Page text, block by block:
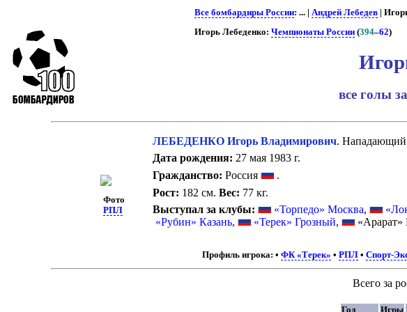
Все бомбардиры России: ... | Андрей Лебедев|
Игорь Лебеденко: Чемпионаты России(394–62)
все голы
Фото
РПЛ
ЛЕБЕДЕНКО Игорь Владимирович.
Дата рождения: 27 мая 1983 г.
Гражданство: Россия
.
Рост: 182 см.Вес: 77 кг.
Выступал за клубы:
«Торпедо» Москва,
«Рубин» Казань, «Терек» Грозный,
Профиль игрока: •ФК «Терек» •РПЛ •Спорт-
Всего за
Год Игры